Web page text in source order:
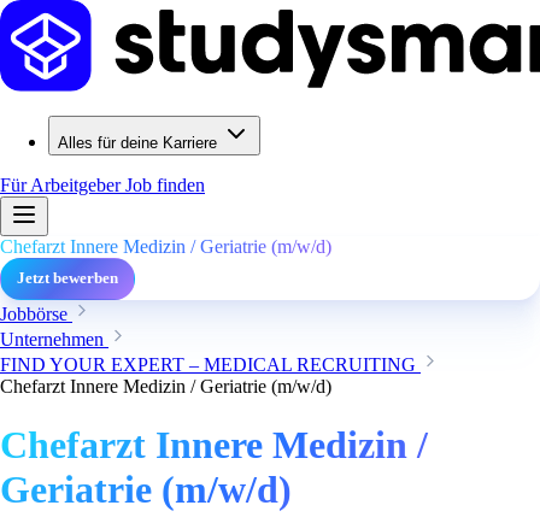
Alles für deine Karriere
Für ArbeitgeberJob finden
Chefarzt Innere Medizin / Geriatrie (m/w/d)
Jetzt bewerben
Jobbörse
Unternehmen
FIND YOUR EXPERT – MEDICAL RECRUITING
Chefarzt Innere Medizin / Geriatrie (m/w/d)
Chefarzt Innere Medizin /
Geriatrie (m/w/d)